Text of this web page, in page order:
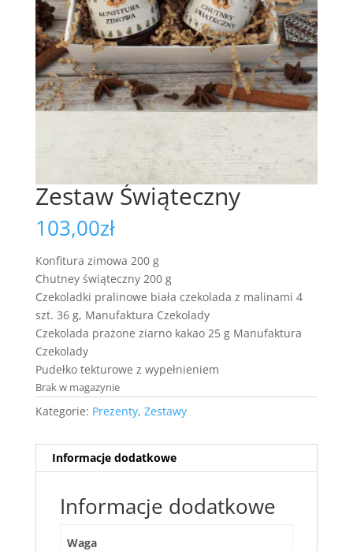
Zestaw Świąteczny
103,00zł
Konfitura zimowa 200 g
Chutney świąteczny 200 g
Czekoladki pralinowe biała czekolada z malinami 4
szt. 36 g, Manufaktura Czekolady
Czekolada prażone ziarno kakao 25 g Manufaktura
Czekolady
Pudełko tekturowe z wypełnieniem
Brak w magazynie
Kategorie: Prezenty, Zestawy
Informacje dodatkowe
Informacje dodatkowe
Waga